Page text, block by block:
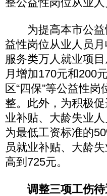
为提高本市公益
益性岗位从业人员
服务类万人就业项
月增加170元和200
区“四保”等公益性
整。此外，为积极
业补贴、大龄失业
为最低工资标准的
员就业补贴、大龄
高到725元。
调整三项工伤